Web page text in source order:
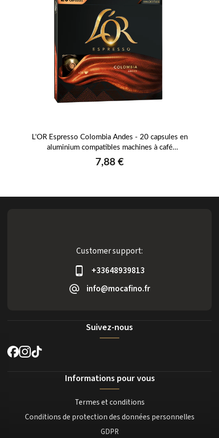
L'OR Espresso Colombia Andes - 20 capsules en
aluminium compatibles machines à café
Nespresso®
7,88 €
Customer support:
+33648939813
info@mocafino.fr
Suivez-nous
Informations pour vous
Termes et conditions
Conditions de protection des données personnelles
GDPR